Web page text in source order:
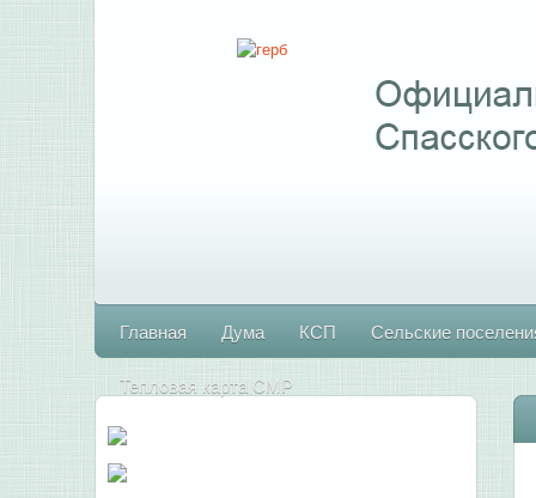
Главная Дума КСП Сельские
Тепловая карта СМР